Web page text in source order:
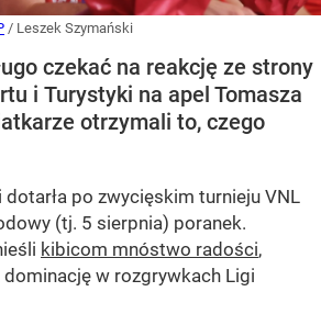
/ Leszek Szymański
czekać na reakcję ze strony
i Turystyki na apel Tomasza
otrzymali to, czego
po zwycięskim turnieju VNL
(tj. 5 sierpnia) poranek.
kibicom mnóstwo radości,
w rozgrywkach Ligi